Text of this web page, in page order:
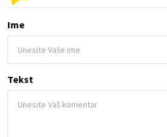
Ime
Tekst